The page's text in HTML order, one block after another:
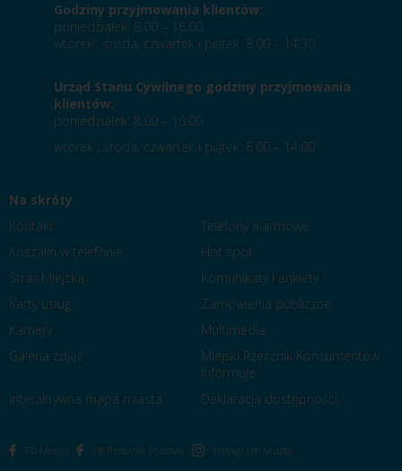
Godziny przyjmowania klientów:
poniedziałek: 8.00 – 16.00
wtorek , środa, czwartek i piątek: 8.00 – 14.30
Urząd Stanu Cywilnego godziny przyjmowania
klientów:
poniedziałek: 8.00 – 16.00
wtorek , środa, czwartek i piątek: 8.00 – 14.00
Na skróty
Kontakt
Telefony alarmowe
Koszalin w telefonie
Hot spot
Straż Miejska
Komunikaty i ankiety
Karty usług
Zamówienia publiczne
Kamery
Multimedia
Galeria zdjęć
Miejski Rzecznik Konsumentów
Informuje
Interaktywna mapa miasta
Deklaracja dostępności
FB Miasta FB Rzecznik Prasowy Instagram Miasta